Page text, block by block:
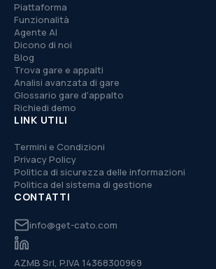
Piattaforma
Funzionalità
Agente AI
Dicono di noi
Blog
Trova gare e appalti
Analisi avanzata di gare
Glossario gare d'appalto
Richiedi demo
LINK UTILI
Termini e Condizioni
Privacy Policy
Politica di sicurezza delle informazioni
Politica del sistema di gestione
CONTATTI
info@get-cato.com
AZMB Srl, P.IVA 14368300969